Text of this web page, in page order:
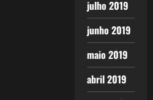
julho 2019
junho 2019
maio 2019
abril 2019